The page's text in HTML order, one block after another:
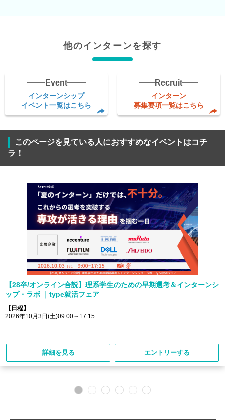
他のインターンを探す
Event
インターンシップ
イベント一覧はこちら
Recruit
インターン
募集要項一覧はこちら
このページを見ている人におすすめなイベントはコチ
ラ！
【28卒/オンライン合説】理系学生のための早期選考＆インターンシ
ップ・ラボ ｜type就活フェア
【日程】
2026年10月3日(土)09:00～17:15
詳細を見る エントリーする